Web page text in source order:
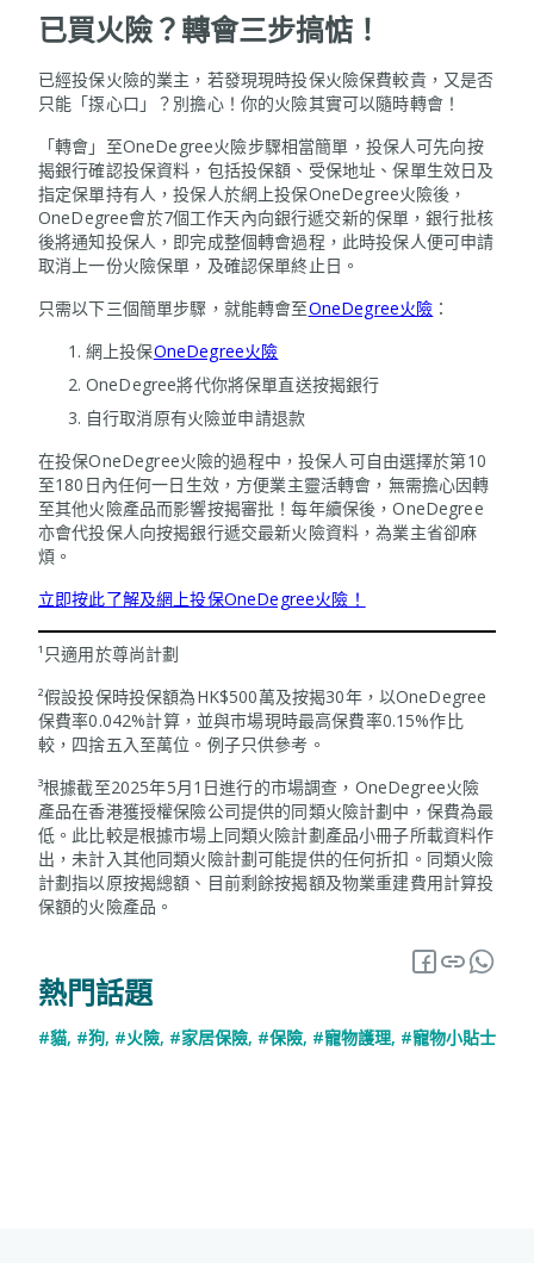
已買火險？轉會三步搞惦！
已經投保火險的業主，若發現現時投保火險保費較貴，又是否
只能「揼心口」？別擔心！你的火險其實可以隨時轉會！
「轉會」至OneDegree火險步驟相當簡單，投保人可先向按
揭銀行確認投保資料，包括投保額、受保地址、保單生效日及
指定保單持有人，投保人於網上投保OneDegree火險後，
OneDegree會於7個工作天內向銀行遞交新的保單，銀行批核
後將通知投保人，即完成整個轉會過程，此時投保人便可申請
取消上一份火險保單，及確認保單終止日。
只需以下三個簡單步驟，就能轉會至OneDegree火險 ：
網上投保OneDegree火險
OneDegree將代你將保單直送按揭銀行
自行取消原有火險並申請退款
在投保OneDegree火險的過程中，投保人可自由選擇於第10
至180日內任何一日生效，方便業主靈活轉會，無需擔心因轉
至其他火險產品而影響按揭審批！每年續保後，OneDegree
亦會代投保人向按揭銀行遞交最新火險資料，為業主省卻麻
煩。
立即按此了解及網上投保OneDegree火險！
¹只適用於尊尚計劃
²假設投保時投保額為HK$500萬及按揭30年，以OneDegree
保費率0.042%計算，並與巿場現時最高保費率0.15%作比
較，四捨五入至萬位。例子只供參考。
³根據截至2025年5月1日進行的市場調查，OneDegree火險
產品在香港獲授權保險公司提供的同類火險計劃中，保費為最
低。此比較是根據市場上同類火險計劃產品小冊子所載資料作
出，未計入其他同類火險計劃可能提供的任何折扣。同類火險
計劃指以原按揭總額、目前剩餘按揭額及物業重建費用計算投
保額的火險產品。
熱門話題
#貓, #狗, #火險, #家居保險, #保險, #寵物護理, #寵物小貼士